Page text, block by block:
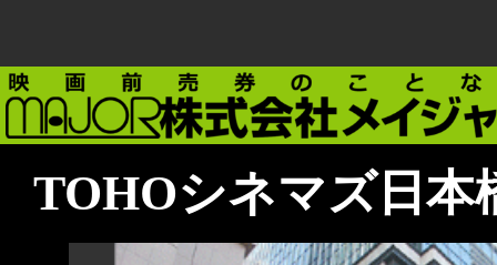
TOHOシネマズ日本